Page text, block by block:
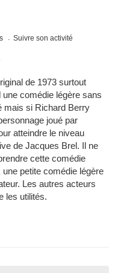
Suivre son activité
de 1973 surtout
comédie légère sans
mais si Richard Berry
joué par
atteindre le niveau
de Jacques Brel. Il ne
cette comédie
petite comédie légère
Les autres acteurs
les utilités.